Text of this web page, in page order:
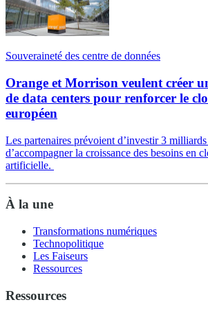
Souveraineté des centre de données
Orange et Morrison veulent créer
de data centers pour renforcer le
européen
Les partenaires prévoient d’investir 3 milliards
d’accompagner la croissance des besoins en
artificielle.
À la une
Transformations numériques
Technopolitique
Les Faiseurs
Ressources
Ressources